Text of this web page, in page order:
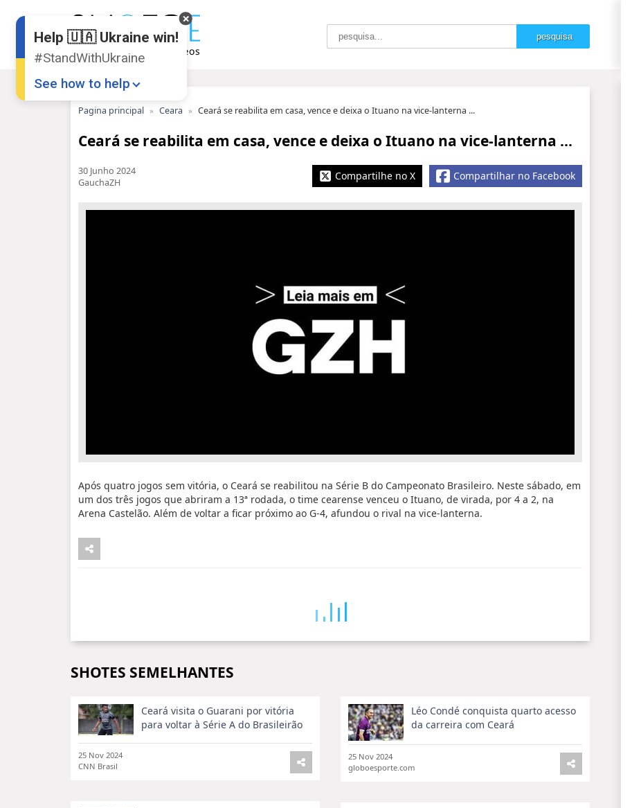
Pagina principal Ceara Ceará se reabilita em casa, vence e deixa o Ituano na vice-lanterna ...
Ceará se reabilita em casa, vence e deixa o Ituano na vice-lanterna ...
30 Junho 2024
GauchaZH
Compartilhar no Facebook
Compartilhe no X
Após quatro jogos sem vitória, o Ceará se reabilitou na Série B do Campeonato Brasileiro. Neste sábado, em
um dos três jogos que abriram a 13ª rodada, o time cearense venceu o Ituano, de virada, por 4 a 2, na
Arena Castelão. Além de voltar a ficar próximo ao G-4, afundou o rival na vice-lanterna.
SHOTES SEMELHANTES
Léo Condé conquista quarto acesso
da carreira com Ceará
25 Nov 2024
globoesporte.com
Ceará visita o Guarani por vitória
para voltar à Série A do Brasileirão
25 Nov 2024
CNN Brasil
Help 🇺🇦 Ukraine win!
#StandWithUkraine
See how to help
💸